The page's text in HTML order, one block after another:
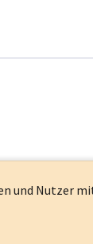
und Nutzer